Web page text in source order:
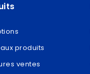
produits
ventes